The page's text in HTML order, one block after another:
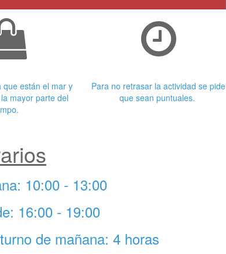
que están el mar y
mayor parte del
Para no retrasar la actividad se pide
que sean puntuales.
10:00 - 13:00
16:00 - 19:00
de mañana: 4 horas